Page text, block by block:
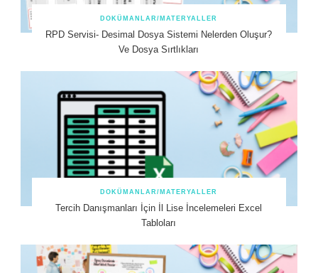
DOKÜMANLAR/MATERYALLER
RPD Servisi- Desimal Dosya Sistemi Nelerden Oluşur?
Ve Dosya Sırtlıkları
DOKÜMANLAR/MATERYALLER
Tercih Danışmanları İçin İl Lise İncelemeleri Excel
Tabloları